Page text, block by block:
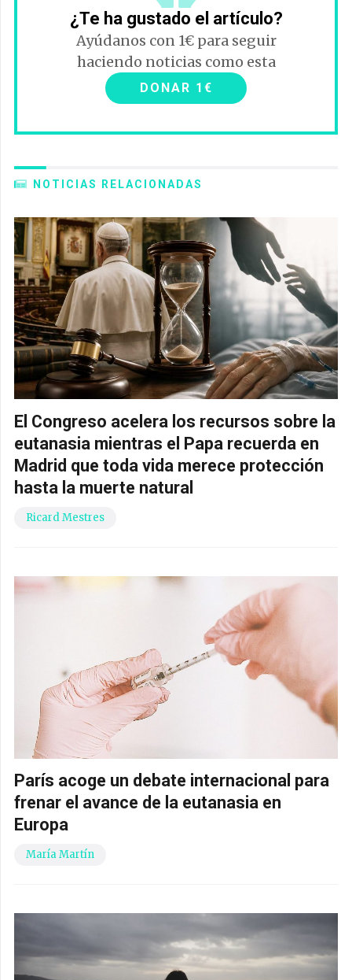
¿Te ha gustado el artículo?
Ayúdanos con 1€ para seguir
haciendo noticias como esta
DONAR 1€
NOTICIAS RELACIONADAS
El Congreso acelera los recursos sobre la
eutanasia mientras el Papa recuerda en
Madrid que toda vida merece protección
hasta la muerte natural
Ricard Mestres
París acoge un debate internacional para
frenar el avance de la eutanasia en
Europa
María Martín